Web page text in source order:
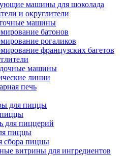
машины для шоколада
и округлители
машины
батонов
рогаликов
французских багетов
машины
линии
печь
для пиццы
для пиццерий
пиццы
сбора пиццы
витрины для ингредиентов